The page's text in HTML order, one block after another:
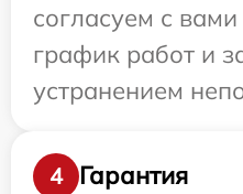
согласуем с
график работ и
устранением
4
Гарантия